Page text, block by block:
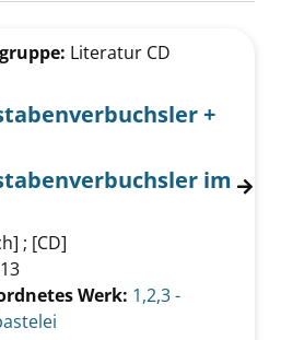
Literatur CD
+
im
; [CD]
Werk: 1,2,3 -